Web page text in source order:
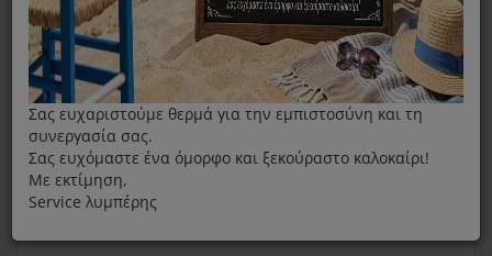
Σας ευχαριστούμε θερμά για την εμπιστοσύνη και τη
συνεργασία σας.
Σας ευχόμαστε ένα όμορφο και ξεκούραστο καλοκαίρι!
Με εκτίμηση,
Service λυμπέρης